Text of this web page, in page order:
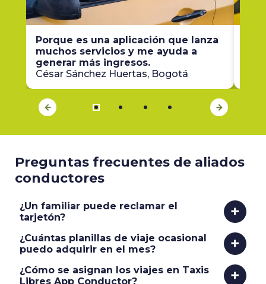
Porque es una aplicación que lanza
muchos servicios y me ayuda a
generar más ingresos.
César Sánchez Huertas, Bogotá
Preguntas frecuentes de aliados
conductores
¿Un familiar puede reclamar el
tarjetón?
+
¿Cuántas planillas de viaje ocasional
puedo adquirir en el mes?
+
¿Cómo se asignan los viajes en Taxis
Libres App Conductor?
+